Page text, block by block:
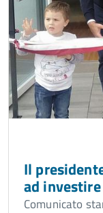
Il
ad
Comunicato